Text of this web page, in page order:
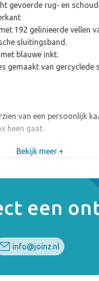
gevoerde rug- en
192 gelinieerde vellen
sluitingsband.
blauwe inkt.
gemaakt van gercyclede
van een persoonlijk
heen gaat.
Bekijk meer +
een
info@joinz.nl